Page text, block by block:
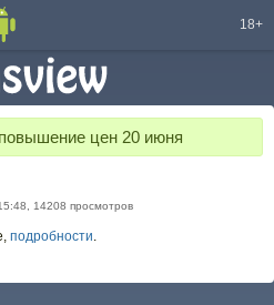
18+
цен 20 июня
14208 просмотров
подробности.